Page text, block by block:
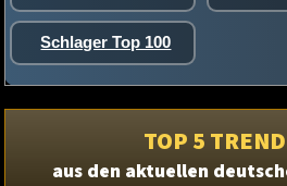
Schlager Top 100
TOP 5
aus den aktuellen